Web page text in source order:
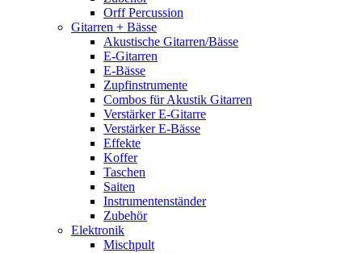
Orff Percussion
Gitarren + Bässe
Akustische Gitarren/Bässe
E-Gitarren
E-Bässe
Zupfinstrumente
Combos für Akustik Gitarren
Verstärker E-Gitarre
Verstärker E-Bässe
Effekte
Koffer
Taschen
Saiten
Instrumentenständer
Zubehör
Elektronik
Mischpult